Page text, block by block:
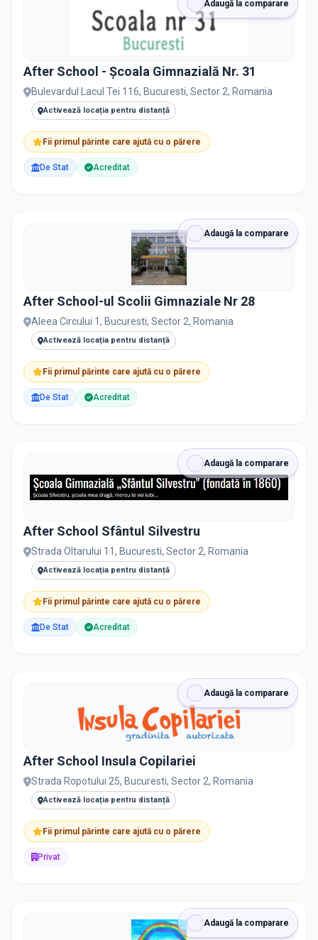
Adaugă la comparare
After School - Școala Gimnazială Nr. 31
Bulevardul Lacul Tei 116, Bucuresti, Sector 2, Romania
Activează locația pentru distanță
Fii primul părinte care ajută cu o părere
De Stat Acreditat
Adaugă la comparare
After School-ul Scolii Gimnaziale Nr 28
Aleea Circului 1, Bucuresti, Sector 2, Romania
Activează locația pentru distanță
Fii primul părinte care ajută cu o părere
De Stat Acreditat
Adaugă la comparare
After School Sfântul Silvestru
Strada Oltarului 11, Bucuresti, Sector 2, Romania
Activează locația pentru distanță
Fii primul părinte care ajută cu o părere
De Stat Acreditat
Adaugă la comparare
After School Insula Copilariei
Strada Ropotului 25, Bucuresti, Sector 2, Romania
Activează locația pentru distanță
Fii primul părinte care ajută cu o părere
Privat
Adaugă la comparare